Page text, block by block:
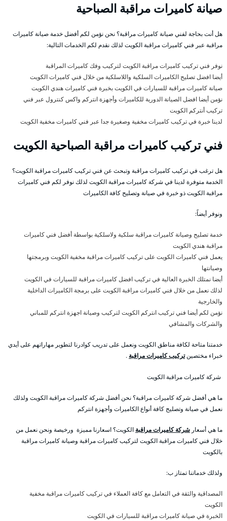
صيانة كاميرات مراقبة الصباحية
هل أنت بحاجة لفني صيانة كاميرات مراقبة؟ نحن نؤمن لكم أفضل خدمة صيانة كاميرات
مراقبة عبر فني كاميرات مراقبة الكويت لذلك نقدم لكم الخدمات التالية:
نوفر فني تركيب كاميرات مراقبة الكويت لتركيب وفك كاميرات المراقبة
أيضا افضل تصليح الكاميرات السلكية واللاسلكية من خلال فني كاميرات الكويت
صيانة كاميرات مراقبة للسيارات في الكويت بخبرة فني كاميرات هندي الكويت
نؤمن أيضا افضل الصيانة الدورية للكاميرات وأجهزة انتركم واكس كنترول عبر فني
تركيب أنتركم الكويت
لدينا خبرة في تركيب كاميرات مخفية وصغيرة جدا عبر فني كاميرات مخفية الكويت
فني تركيب كاميرات مراقبة الصباحية الكويت
هل ترغب في تركيب كاميرات مراقبة وتبحث عن فني تركيب كاميرات مراقبة الكويت؟
الخدمة متوفرة لدينا في شركة كاميرات مراقبة الكويت لذلك نوفر لكم فني كاميرات
مراقبة الكويت ذو خبرة في صيانة وتصليح كافة الكاميرات
ونوفر أيضاً:
خدمة تصليح وصيانة كاميرات مراقبة سلكية ولاسلكية بواسطة أفضل فني كاميرات
مراقبة هندي الكويت
يعمل فني كاميرات الكويت على تركيب كاميرات مراقبة مخفية الكويت وبرمجتها
وصيانتها
أيضا نمتلك الخبرة العالية في تركيب افضل كاميرات مراقبة للسيارات في الكويت
لذلك نعمل من خلال فني كاميرات مراقبة الكويت على برمجة الكاميرات الداخلية
والخارجية
نؤمن لكم أيضا فني تركيب انتركم الكويت لتركيب وصيانة اجهزة انتركم للمباني
والشركات والمشافي
خدمتنا متاحة لكافة مناطق الكويت ونعمل على تدريب كوادرنا لتطوير مهاراتهم على أيدي
خبراء مختصينتركيب كاميرات مراقبة .
شركة كاميرات مراقبة الكويت
ما هي أفضل شركة كاميرات مراقبة؟ نحن أفضل شركة كاميرات مراقبة الكويت ولذلك
نعمل في صيانة وتصليح كافة أنواع الكاميرات وأجهزة انتركم
ما هي أسعار شركة كاميرات مراقبة الكويت؟ اسعارنا مميزة ورخيصة ونحن نعمل من
خلال فني كاميرات مراقبة الكويت لتركيب كاميرات مراقبة وصيانة كاميرات مراقبة
بالكويت
ولذلك خدماتنا تمتاز ب:
المصداقية والثقة في التعامل مع كافة العملاء في تركيب كاميرات مراقبة مخفية
الكويت
الخبرة في صيانة كاميرات مراقبة للسيارات في الكويت